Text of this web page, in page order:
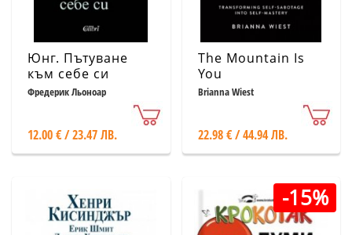
Юнг. Пътуване
към себе си
Фредерик Льоноар
12.00 € / 23.47 ЛВ.
The Mountain Is
You
Brianna Wiest
22.98 € / 44.94 ЛВ.
-15%